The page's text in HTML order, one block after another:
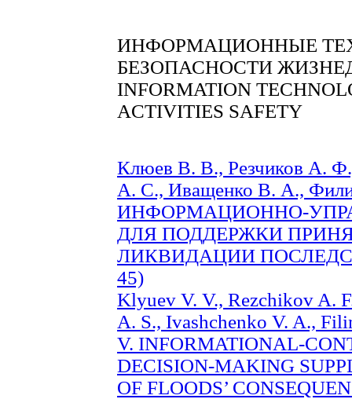
ИНФОРМАЦИОННЫЕ
БЕЗОПАСНОСТИ
INFORMATION
ACTIVITIES SAFETY
Клюев В. В., Резчиков А.
А. С., Иващенко В. А.,
ИНФОРМАЦИОННО-
ДЛЯ ПОДДЕРЖКИ
ЛИКВИДАЦИИ
45)
Klyuev V. V., Rezchikov A.
A. S., Ivashchenko V. A.,
V. INFORMATIONAL-
DECISION-MAKING
OF FLOODS’